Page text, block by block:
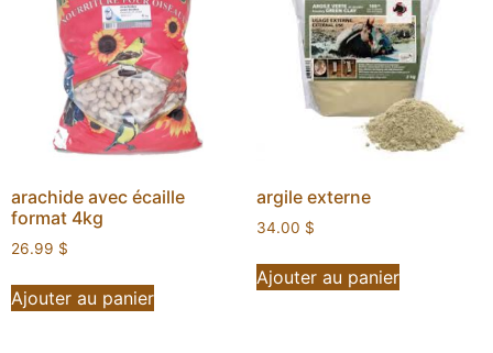
arachide avec écaille
format 4kg
26.99 $
Ajouter au panier
argile externe
34.00 $
Ajouter au panier